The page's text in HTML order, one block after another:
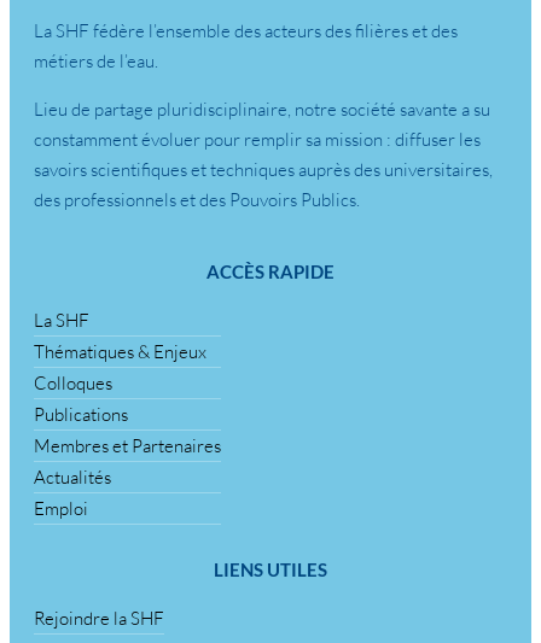
La SHF fédère l’ensemble des acteurs des filières et des
métiers de l’eau.
Lieu de partage pluridisciplinaire, notre société savante a su
constamment évoluer pour remplir sa mission : diffuser les
savoirs scientifiques et techniques auprès des universitaires,
des professionnels et des Pouvoirs Publics.
ACCÈS RAPIDE
La SHF
Thématiques & Enjeux
Colloques
Publications
Membres et Partenaires
Actualités
Emploi
LIENS UTILES
Rejoindre la SHF